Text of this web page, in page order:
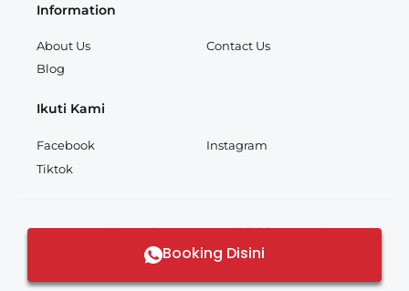
Information
About Us
Contact Us
Blog
Ikuti Kami
Facebook
Instagram
Tiktok
© 2026 PT Angkasa Tour & Travel. All rights reserved.
Made with byAngkasatour
Booking Disini